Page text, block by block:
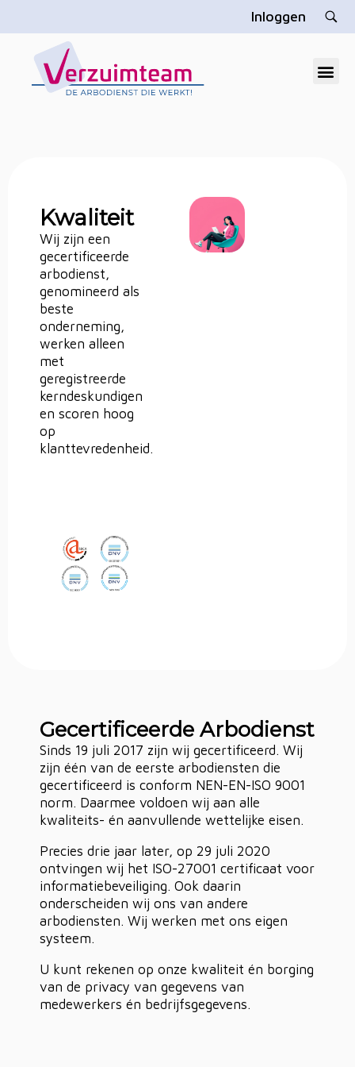
Inloggen
Kwaliteit
Wij zijn een
gecertificeerde
arbodienst,
genomineerd als
beste
onderneming,
werken alleen
met
geregistreerde
kerndeskundigen
en scoren hoog
op
klanttevredenheid.
Gecertificeerde Arbodienst
Sinds 19 juli 2017 zijn wij gecertificeerd. Wij
zijn één van de eerste arbodiensten die
gecertificeerd is conform NEN-EN-ISO 9001
norm. Daarmee voldoen wij aan alle
kwaliteits- én aanvullende wettelijke eisen.
Precies drie jaar later, op 29 juli 2020
ontvingen wij het ISO-27001 certificaat voor
informatiebeveiliging. Ook daarin
onderscheiden wij ons van andere
arbodiensten. Wij werken met ons eigen
systeem.
U kunt rekenen op onze kwaliteit én borging
van de privacy van gegevens van
medewerkers én bedrijfsgegevens.